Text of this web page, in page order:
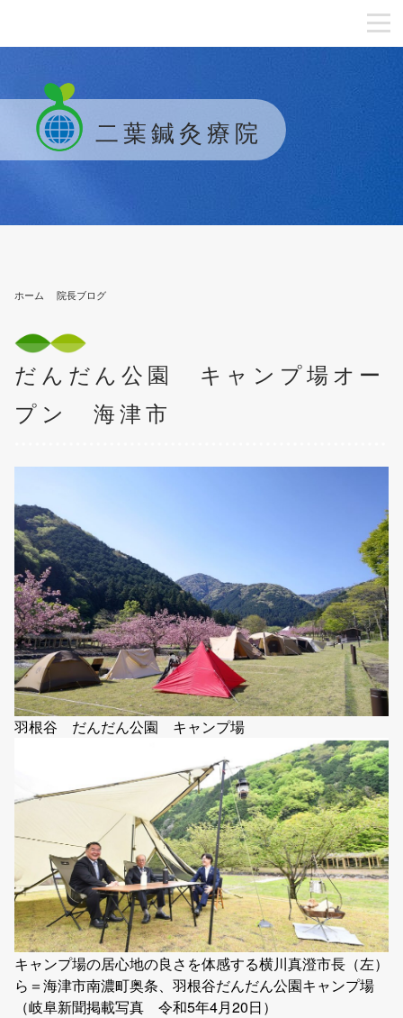
二葉鍼灸療院
ホーム 院長ブログ
だんだん公園 キャンプ場オー
プン 海津市
羽根谷 だんだん公園 キャンプ場
キャンプ場の居心地の良さを体感する横川真澄市長（左）
ら＝海津市南濃町奥条、羽根谷だんだん公園キャンプ場
（岐阜新聞掲載写真 令和5年4月20日）